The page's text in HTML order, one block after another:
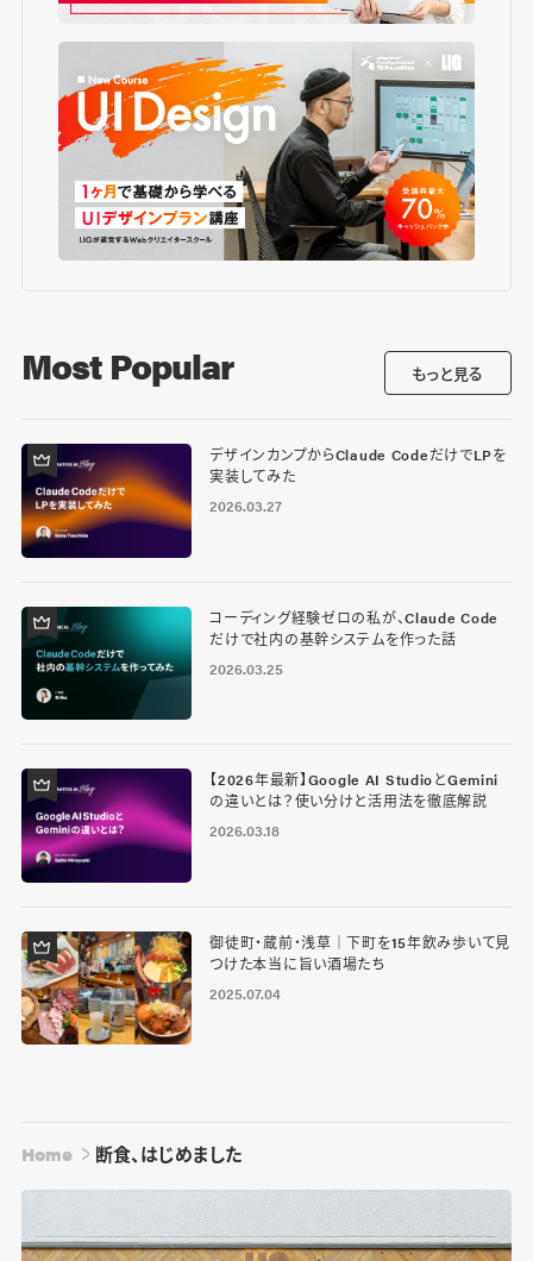
Most Popular もっと見る
デザインカンプからClaude CodeだけでLPを
実装してみた
2026.03.27
コーディング経験ゼロの私が、Claude Code
だけで社内の基幹システムを作った話
2026.03.25
【2026年最新】Google AI StudioとGemini
の違いとは？使い分けと活用法を徹底解説
2026.03.18
御徒町・蔵前・浅草｜下町を15年飲み歩いて見
つけた本当に旨い酒場たち
2025.07.04
Home 断食、はじめました